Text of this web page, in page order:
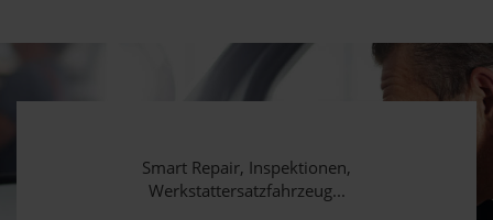
Smart Repair, Inspektionen,
Werkstattersatzfahrzeug...